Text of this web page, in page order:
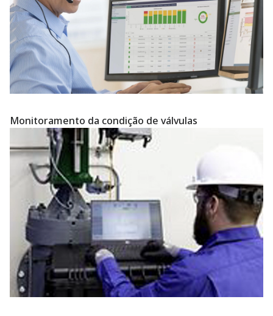
Monitoramento da condição de válvulas